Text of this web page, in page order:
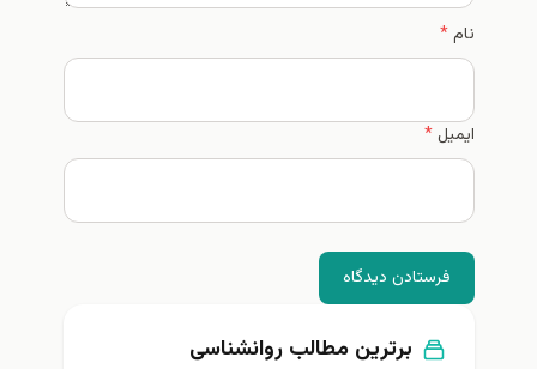
نام*
ایمیل*
فرستادن دیدگاه
برترین مطالب روانشناسی